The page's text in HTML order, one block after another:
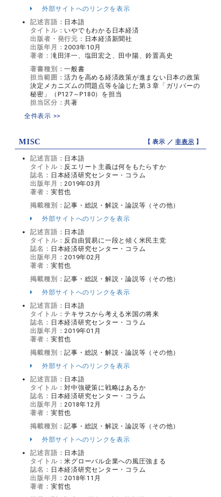
外部サイトへのリンクを表示
記述言語： 日本語
タイトル： いやでもわかる日本経済
出版者・発行元： 日本経済新聞社
出版年月：2003年10月
著者： 滝田洋一、塩田宏之、田中陽、鈴置高史
著書種別：一般書
担当範囲：活力を高める経済政策が進まない日本の政策
決定メカニズムの問題点等を論じた第３章「ガリバーの
秘密」（P127～P180）を担当
担当区分：共著
全件表示 >>
MISC 【 表示 ／非表示 】
記述言語： 日本語
タイトル： 反エリート主義は何をもたらすか
誌名： 日本経済研究センター・コラム
出版年月：2019年03月
著者： 実哲也
掲載種別：記事・総説・解説・論説等（その他）
外部サイトへのリンクを表示
記述言語： 日本語
タイトル： 反自由貿易に一段と傾く米民主党
誌名： 日本経済研究センター・コラム
出版年月：2019年02月
著者： 実哲也
掲載種別：記事・総説・解説・論説等（その他）
外部サイトへのリンクを表示
記述言語： 日本語
タイトル： テキサスから考える米国の将来
誌名： 日本経済研究センター・コラム
出版年月：2019年01月
著者： 実哲也
掲載種別：記事・総説・解説・論説等（その他）
外部サイトへのリンクを表示
記述言語： 日本語
タイトル：対中強硬策に戦略はあるか
誌名： 日本経済研究センター・コラム
出版年月：2018年12月
著者： 実哲也
掲載種別：記事・総説・解説・論説等（その他）
外部サイトへのリンクを表示
記述言語： 日本語
タイトル：米グローバル企業への風圧強まる
誌名： 日本経済研究センター・コラム
出版年月：2018年11月
著者： 実哲也